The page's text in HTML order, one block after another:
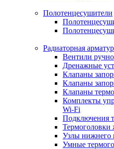
Полотенцесушители
Радиаторная
Вентили
Дренажные
Клапаны
Клапаны
Клапаны
Комплекты
Wi-Fi
Подключения
Термоголовки
Узлы нижнего
Умные